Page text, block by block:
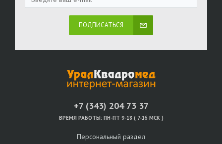
ПОДПИСАТЬСЯ
+7 (343) 204 73 37
ВРЕМЯ РАБОТЫ: ПН-ПТ 9-18 ( 7-16 МСК )
Персональный раздел